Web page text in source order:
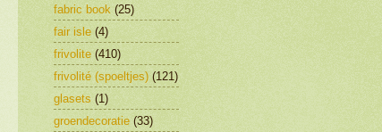
fabric book (25)
fair isle (4)
frivolite (410)
frivolité (spoeltjes) (121)
glasets (1)
groendecoratie (33)